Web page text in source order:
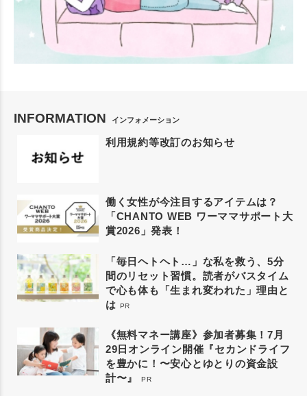
INFORMATION インフォメーション
利用規約等改訂のお知らせ
働く女性が今注目するアイテムは？
「CHANTO WEB ワーママサポート大
賞2026」発表！
「毎日ヘトヘト…」な私を救う、5分
間のリセット習慣。読者がバスタイム
で心も体も「生まれ変われた」理由と
は PR
《無料マネー講座》参加者募集！7月
29日オンライン開催『セカンドライフ
を豊かに！〜安心とゆとりの資金設
計〜』
PR